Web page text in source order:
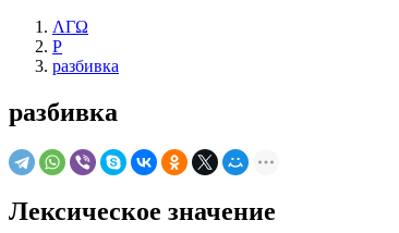
ΛΓΩ
Р
разбивка
разбивка
Лексическое значение